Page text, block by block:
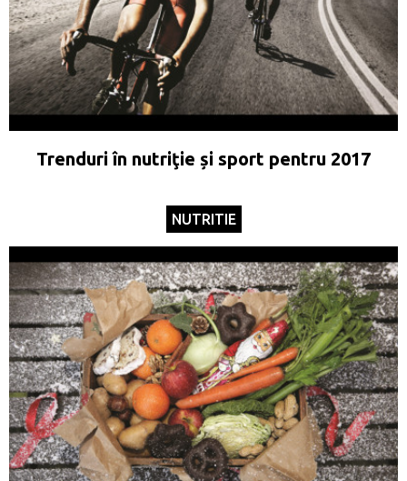
Trenduri în nutriţie și sport pentru 2017
NUTRITIE